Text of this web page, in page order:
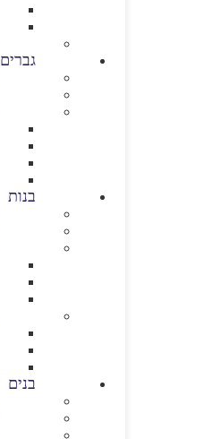
גברים
בנות
בנים